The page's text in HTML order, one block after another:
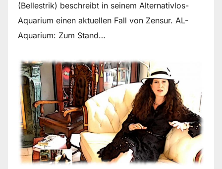
(Bellestrik) beschreibt in seinem Alternativlos-
Aquarium einen aktuellen Fall von Zensur. AL-
Aquarium: Zum Stand…